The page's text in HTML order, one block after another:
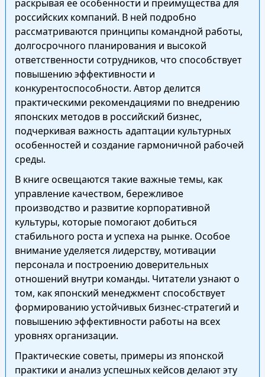
раскрывая ее особенности и преимущества для
российских компаний. В ней подробно
рассматриваются принципы командной работы,
долгосрочного планирования и высокой
ответственности сотрудников, что способствует
повышению эффективности и
конкурентоспособности. Автор делится
практическими рекомендациями по внедрению
японских методов в российский бизнес,
подчеркивая важность адаптации культурных
особенностей и создание гармоничной рабочей
среды.
В книге освещаются такие важные темы, как
управление качеством, бережливое
производство и развитие корпоративной
культуры, которые помогают добиться
стабильного роста и успеха на рынке. Особое
внимание уделяется лидерству, мотивации
персонала и построению доверительных
отношений внутри команды. Читатели узнают о
том, как японский менеджмент способствует
формированию устойчивых бизнес-стратегий и
повышению эффективности работы на всех
уровнях организации.
Практические советы, примеры из японской
практики и анализ успешных кейсов делают эту